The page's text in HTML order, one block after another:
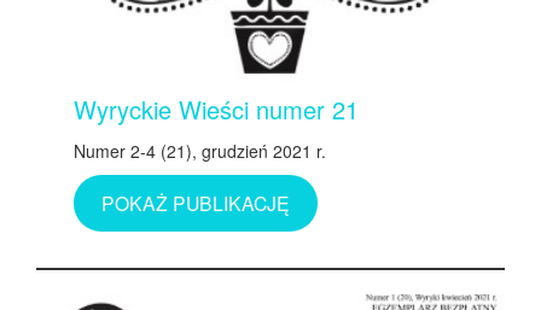
Wyryckie Wieści numer 21
Numer 2-4 (21), grudzień 2021 r.
POKAŻ PUBLIKACJĘ